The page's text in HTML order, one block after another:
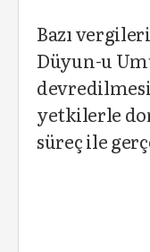
Bazı
Düyun-u
yetkilerle
süreç ile